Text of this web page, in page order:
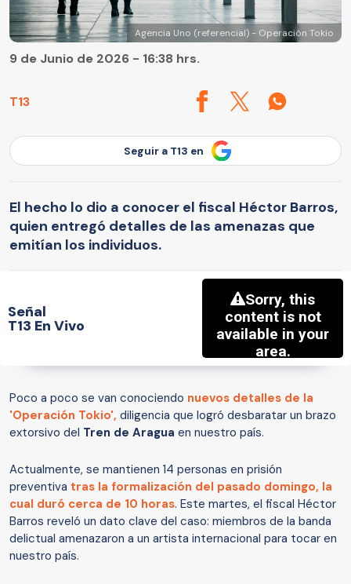
Agencia Uno (referencial) - Operación Tokio
T13
9 de Junio de 2026 - 16:38 hrs.
Seguir a T13 en
El hecho lo dio a conocer el fiscal Héctor Barros,
quien entregó detalles de las amenazas que
emitían los individuos.
Señal
T13 En Vivo
Poco a poco se van conociendo nuevos detalles de la
'Operación Tokio', diligencia que logró desbaratar un brazo
extorsivo del Tren de Aragua en nuestro país.
Actualmente, se mantienen 14 personas en prisión
preventiva tras la formalización del pasado domingo, la
cual duró cerca de 10 horas. Este martes, el fiscal Héctor
Barros reveló un dato clave del caso: miembros de la banda
delictual amenazaron a un artista internacional para tocar en
nuestro país.